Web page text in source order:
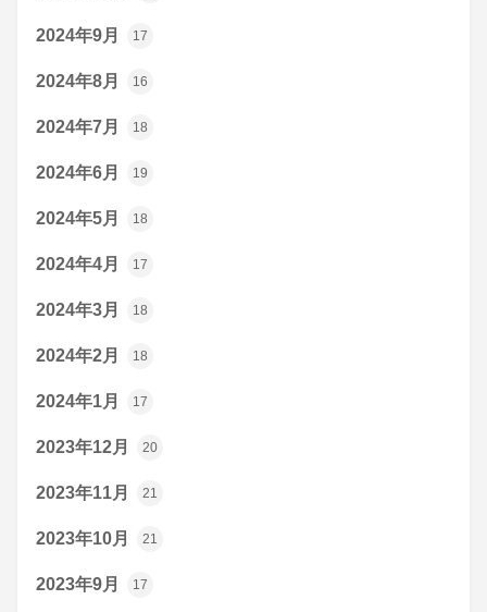
2024年9月 17
2024年8月 16
2024年7月 18
2024年6月 19
2024年5月 18
2024年4月 17
2024年3月 18
2024年2月 18
2024年1月 17
2023年12月 20
2023年11月 21
2023年10月 21
2023年9月 17